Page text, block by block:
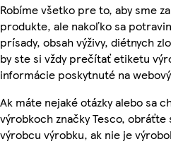
Robíme všetko pre to, aby sme
produkte, ale nakoľko sa
prísady, obsah výživy, diétnych
by ste si vždy prečítať etiketu
informácie poskytnuté na
Ak máte nejaké otázky alebo sa
výrobkoch značky Tesco, obráťte
výrobcu výrobku, ak nie je